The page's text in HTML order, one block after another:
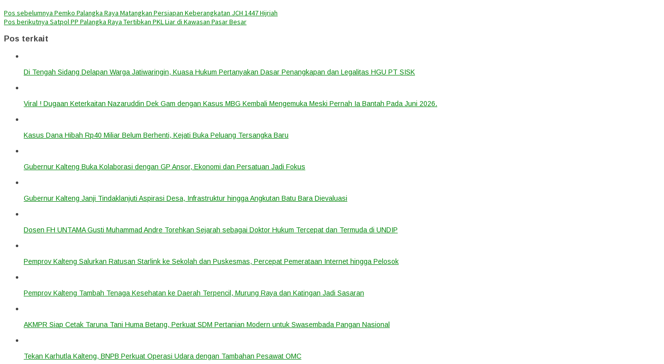
Pos sebelumnya Pemko Palangka Raya Matangkan Persiapan Keberangkatan JCH 1447 Hijriah
Pos berikutnya Satpol PP Palangka Raya Tertibkan PKL Liar di Kawasan Pasar Besar
Pos terkait
Di Tengah Sidang Delapan Warga Jatiwaringin, Kuasa Hukum Pertanyakan Dasar Penangkapan dan Legalitas HGU PT SISK
Viral ! Dugaan Keterkaitan Nazaruddin Dek Gam dengan Kasus MBG Kembali Mengemuka Meski Pernah Ia Bantah Pada Juni 2026.
Kasus Dana Hibah Rp40 Miliar Belum Berhenti, Kejati Buka Peluang Tersangka Baru
Gubernur Kalteng Buka Kolaborasi dengan GP Ansor, Ekonomi dan Persatuan Jadi Fokus
Gubernur Kalteng Janji Tindaklanjuti Aspirasi Desa, Infrastruktur hingga Angkutan Batu Bara Dievaluasi
Dosen FH UNTAMA Gusti Muhammad Andre Torehkan Sejarah sebagai Doktor Hukum Tercepat dan Termuda di UNDIP
Pemprov Kalteng Salurkan Ratusan Starlink ke Sekolah dan Puskesmas, Percepat Pemerataan Internet hingga Pelosok
Pemprov Kalteng Tambah Tenaga Kesehatan ke Daerah Terpencil, Murung Raya dan Katingan Jadi Sasaran
AKMPR Siap Cetak Taruna Tani Huma Betang, Perkuat SDM Pertanian Modern untuk Swasembada Pangan Nasional
Tekan Karhutla Kalteng, BNPB Perkuat Operasi Udara dengan Tambahan Pesawat OMC